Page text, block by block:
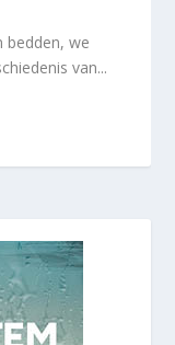
bedden, we
van...